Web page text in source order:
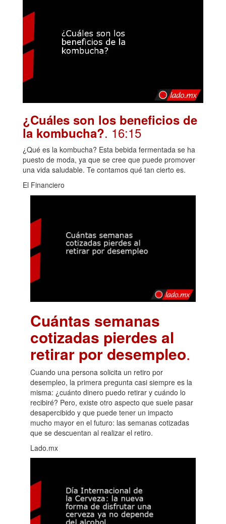
¿Cuáles son los beneficios de
la kombucha?. 16:15
¿Qué es la kombucha? Esta bebida fermentada se ha
puesto de moda, ya que se cree que puede promover
una vida saludable. Te contamos qué tan cierto es.
El Financiero
Cuántas semanas
cotizadas pierdes al
retirar por desempleo.
Cuando una persona solicita un retiro por
desempleo, la primera pregunta casi siempre es la
misma: ¿cuánto dinero puedo retirar y cuándo lo
recibiré? Pero, existe otro aspecto que suele pasar
desapercibido y que puede tener un impacto
mucho mayor en el futuro: las semanas cotizadas
que se descuentan al realizar el retiro.
Lado.mx